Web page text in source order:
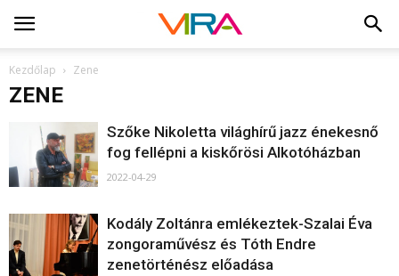
Kezdőlap Zene
ZENE
Szőke Nikoletta világhírű jazz énekesnő
fog fellépni a kiskőrösi Alkotóházban
2022-04-29
Kodály Zoltánra emlékeztek-Szalai Éva
zongoraművész és Tóth Endre
zenetörténész előadása